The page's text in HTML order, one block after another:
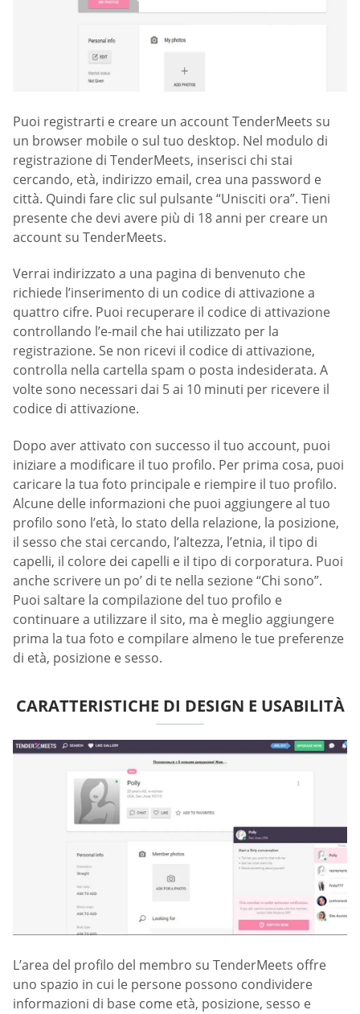
Puoi registrarti e creare un account TenderMeets su
un browser mobile o sul tuo desktop. Nel modulo di
registrazione di TenderMeets, inserisci chi stai
cercando, età, indirizzo email, crea una password e
città. Quindi fare clic sul pulsante “Unisciti ora”. Tieni
presente che devi avere più di 18 anni per creare un
account su TenderMeets.
Verrai indirizzato a una pagina di benvenuto che
richiede l’inserimento di un codice di attivazione a
quattro cifre. Puoi recuperare il codice di attivazione
controllando l’e-mail che hai utilizzato per la
registrazione. Se non ricevi il codice di attivazione,
controlla nella cartella spam o posta indesiderata. A
volte sono necessari dai 5 ai 10 minuti per ricevere il
codice di attivazione.
Dopo aver attivato con successo il tuo account, puoi
iniziare a modificare il tuo profilo. Per prima cosa, puoi
caricare la tua foto principale e riempire il tuo profilo.
Alcune delle informazioni che puoi aggiungere al tuo
profilo sono l’età, lo stato della relazione, la posizione,
il sesso che stai cercando, l’altezza, l’etnia, il tipo di
capelli, il colore dei capelli e il tipo di corporatura. Puoi
anche scrivere un po’ di te nella sezione “Chi sono”.
Puoi saltare la compilazione del tuo profilo e
continuare a utilizzare il sito, ma è meglio aggiungere
prima la tua foto e compilare almeno le tue preferenze
di età, posizione e sesso.
CARATTERISTICHE DI DESIGN E USABILITÀ
L’area del profilo del membro su TenderMeets offre
uno spazio in cui le persone possono condividere
informazioni di base come età, posizione, sesso e